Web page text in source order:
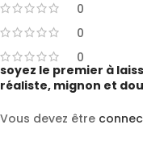
0
0
0
soyez le premier à
réaliste, mignon et
Vous devez être